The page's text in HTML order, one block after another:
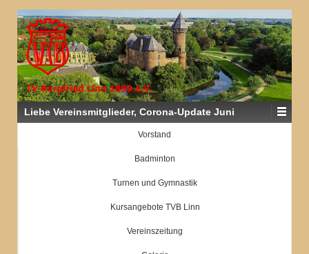
Liebe Vereinsmitglieder, Corona-Update Juni
Vorstand
Badminton
Turnen und Gymnastik
Kursangebote TVB Linn
Vereinszeitung